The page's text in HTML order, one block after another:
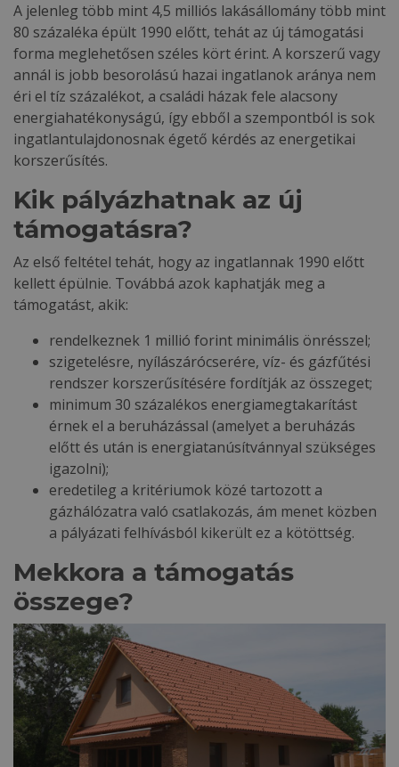
A jelenleg több mint 4,5 milliós lakásállomány több mint
80 százaléka épült 1990 előtt, tehát az új támogatási
forma meglehetősen széles kört érint. A korszerű vagy
annál is jobb besorolású hazai ingatlanok aránya nem
éri el tíz százalékot, a családi házak fele alacsony
energiahatékonyságú, így ebből a szempontból is sok
ingatlantulajdonosnak égető kérdés az energetikai
korszerűsítés.
Kik pályázhatnak az új
támogatásra?
Az első feltétel tehát, hogy az ingatlannak 1990 előtt
kellett épülnie. Továbbá azok kaphatják meg a
támogatást, akik:
rendelkeznek 1 millió forint minimális önrésszel;
szigetelésre, nyílászárócserére, víz- és gázfűtési
rendszer korszerűsítésére fordítják az összeget;
minimum 30 százalékos energiamegtakarítást
érnek el a beruházással (amelyet a beruházás
előtt és után is energiatanúsítvánnyal szükséges
igazolni);
eredetileg a kritériumok közé tartozott a
gázhálózatra való csatlakozás, ám menet közben
a pályázati felhívásból kikerült ez a kötöttség.
Mekkora a támogatás
összege?